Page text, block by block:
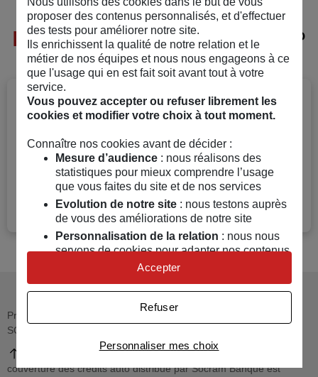
En savoir plussur l'assurance ?
S’assurer et emprunter avec une
maladie grave ou un handicap
La Convention AERAS facilite l’accès et les
démarches à l’assurance et au crédit des personnes
ayant ou ayant eu un risque de santé aggravé.
Lire l'article
Prêt accordé sous réserve d'acceptation par l'organisme prêteur,
SOCRAM Banque. Vous disposez d’un délai légal de rétractation.
Selon conditions contractuelles. L'assurance en
couverture des crédits auto distribué par Socram Banque est
proposer des contenus personnalisés, et d'effectuer
des tests pour améliorer notre site.
Ils enrichissent la qualité de notre relation et le
métier de nos équipes et nous nous engageons à ce
que l'usage qui en est fait soit avant tout à votre
service.
Vous pouvez accepter ou refuser librement les
cookies et modifier votre choix à tout moment.
Connaître nos cookies avant de décider :
Mesure d’audience: nous réalisons des
statistiques pour mieux comprendre l’usage
que vous faites du site et de nos services
Evolution de notre site: nous testons auprès
de vous des améliorations de notre site
Personnalisation de la relation : nous nous
servons de cookies pour adapter nos contenus
et personnaliser nos offres
Univers publicitaire: nous utilisons avec nos
publicités personnalisées
Personnaliser mes choix
Refuser
Accepter